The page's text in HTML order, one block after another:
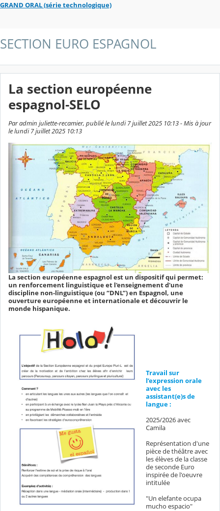
GRAND ORAL (série technologique)
SECTION EURO ESPAGNOL
La section européenne
espagnol-SELO
Par admin juliette-recamier, publié le lundi 7 juillet 2025 10:13 - Mis à jour
le lundi 7 juillet 2025 10:13
La section européenne espagnol est un dispositif qui permet:
un renforcement linguistique et l'enseignement d'une
discipline non-linguistique (ou “DNL”) en Espagnol, une
ouverture européenne et internationale et découvrir le
monde hispanique.
Travail sur
l’expression orale
avec les
assistant(e)s de
langue :
2025/2026 avec
Camila
Représentation d'une
pièce de théâtre avec
les élèves de la classe
de seconde Euro
inspirée de l'oeuvre
intitulée
"Un elefante ocupa
mucho espacio"